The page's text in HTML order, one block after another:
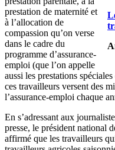
prestation de maternité et
à l’allocation de
compassion qu’on verse
dans le cadre du
programme d’assurance-
emploi (que l’on appelle
aussi les prestations
ces travailleurs versent des
l’assurance-emploi chaque
En s’adressant aux
presse, le président national
affirmé que les travailleurs